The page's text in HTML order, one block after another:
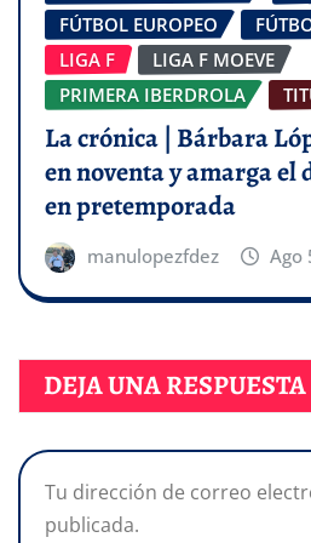
FÚTBOL EUROPEO
LIGA F
LIGA F MOEVE
PRIMERA IBERDROLA
La crónica | Bárbara
en noventa y amarga
en pretemporada
manulopezfdez Ago
DEJA UNA RESPUESTA
Tu dirección de correo
publicada.